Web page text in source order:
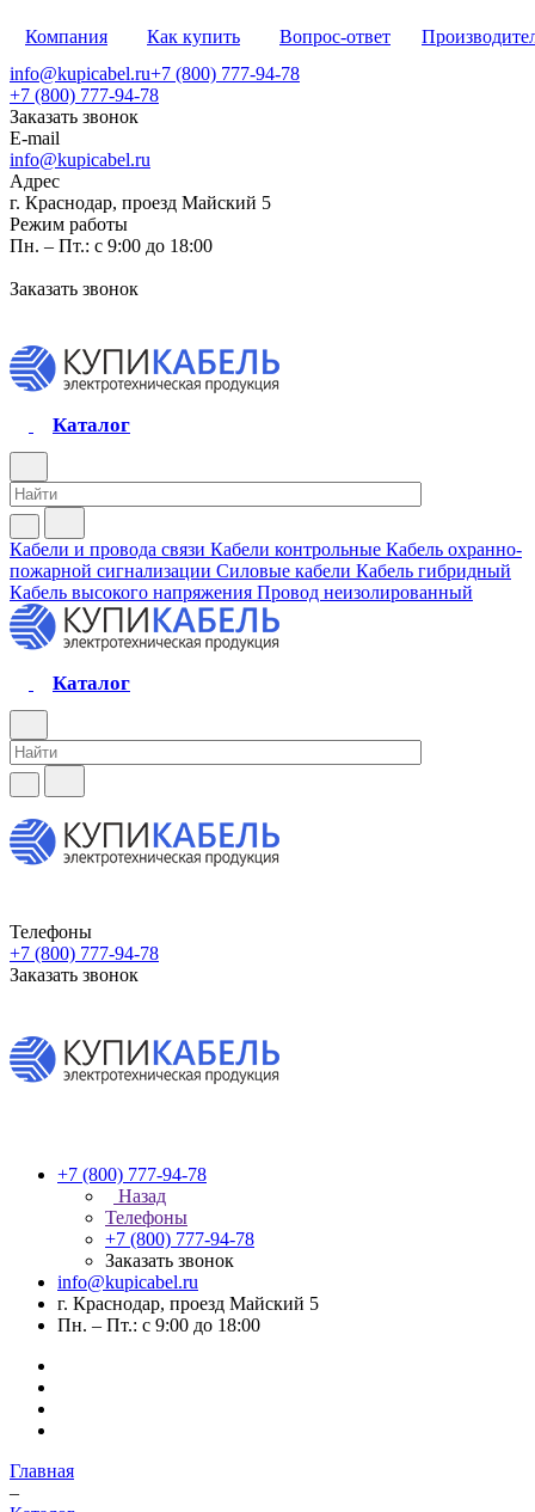
Компания Как купить Вопрос-ответ
info@kupicabel.ru+7 (800) 777-94-78
+7 (800) 777-94-78
Заказать звонок
E-mail
info@kupicabel.ru
Адрес
г. Краснодар, проезд Майский 5
Режим работы
Пн. – Пт.: с 9:00 до 18:00
Заказать звонок
Каталог
Кабели и провода связи Кабели контрольные Кабель охранно-
пожарной сигнализации Силовые кабели Кабель гибридный
Кабель высокого напряжения Провод неизолированный
Каталог
Телефоны
+7 (800) 777-94-78
Заказать звонок
+7 (800) 777-94-78
Назад
Телефоны
+7 (800) 777-94-78
Заказать звонок
info@kupicabel.ru
г. Краснодар, проезд Майский 5
Пн. – Пт.: с 9:00 до 18:00
Главная
–